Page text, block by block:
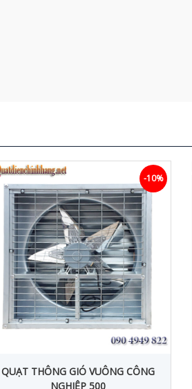
QUẠT THÔNG GIÓ VUÔNG CÔNG
NGHIỆP 500
-10%